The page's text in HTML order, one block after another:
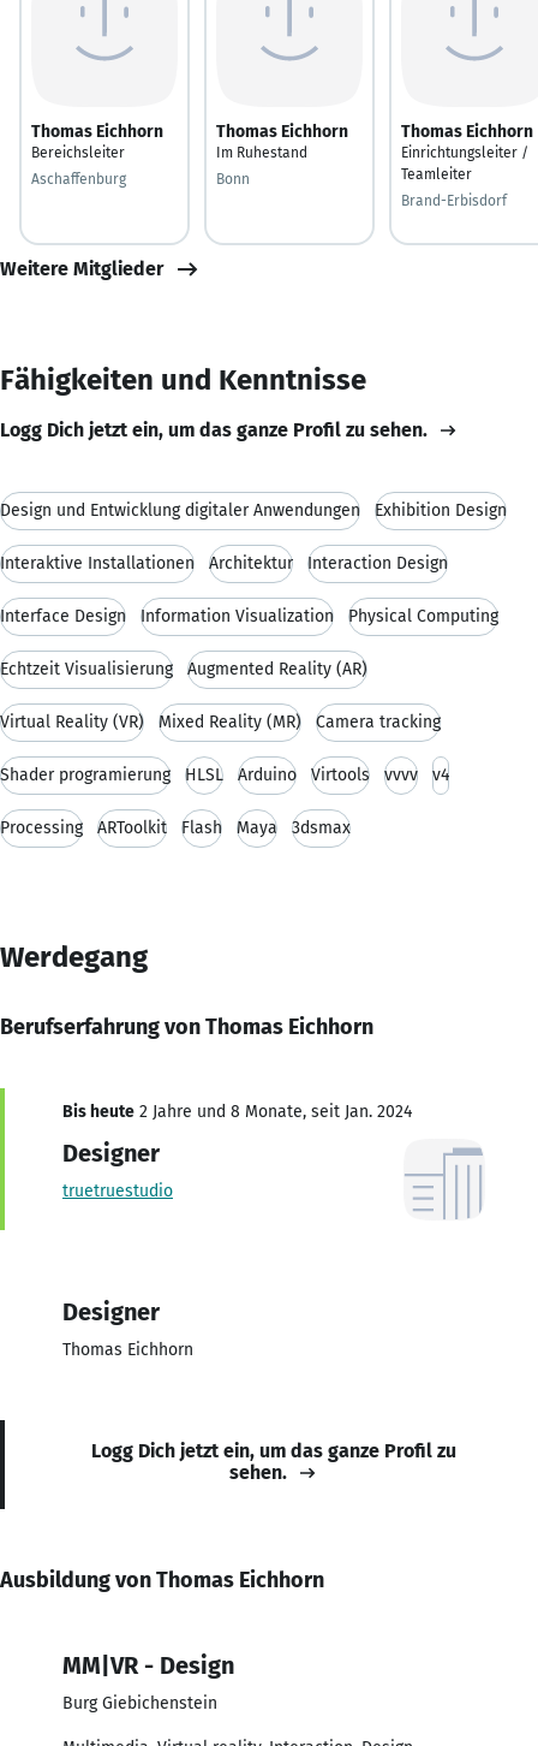
Thomas Eichhorn
Bereichsleiter
Aschaffenburg
Thomas Eichhorn
Im Ruhestand
Bonn
Thomas Eichhorn
Einrichtungsleiter /
Teamleiter
Brand-Erbisdorf
Weitere Mitglieder
Fähigkeiten und Kenntnisse
Logg Dich jetzt ein, um das ganze Profil zu sehen.
Design und Entwicklung digitaler Anwendungen Exhibition Design
Interaktive Installationen Architektur Interaction Design
Interface Design Information Visualization Physical Computing
Echtzeit Visualisierung Augmented Reality (AR)
Virtual Reality (VR) Mixed Reality (MR) Camera tracking
Shader programierung HLSL Arduino Virtools vvvv v4
Processing ARToolkit Flash Maya 3dsmax
Werdegang
Berufserfahrung von Thomas Eichhorn
Bis heute 2 Jahre und 8 Monate, seit Jan. 2024
Designer
truetruestudio
Designer
Thomas Eichhorn
Logg Dich jetzt ein, um das ganze Profil zu
sehen.
Ausbildung von Thomas Eichhorn
MM|VR - Design
Burg Giebichenstein